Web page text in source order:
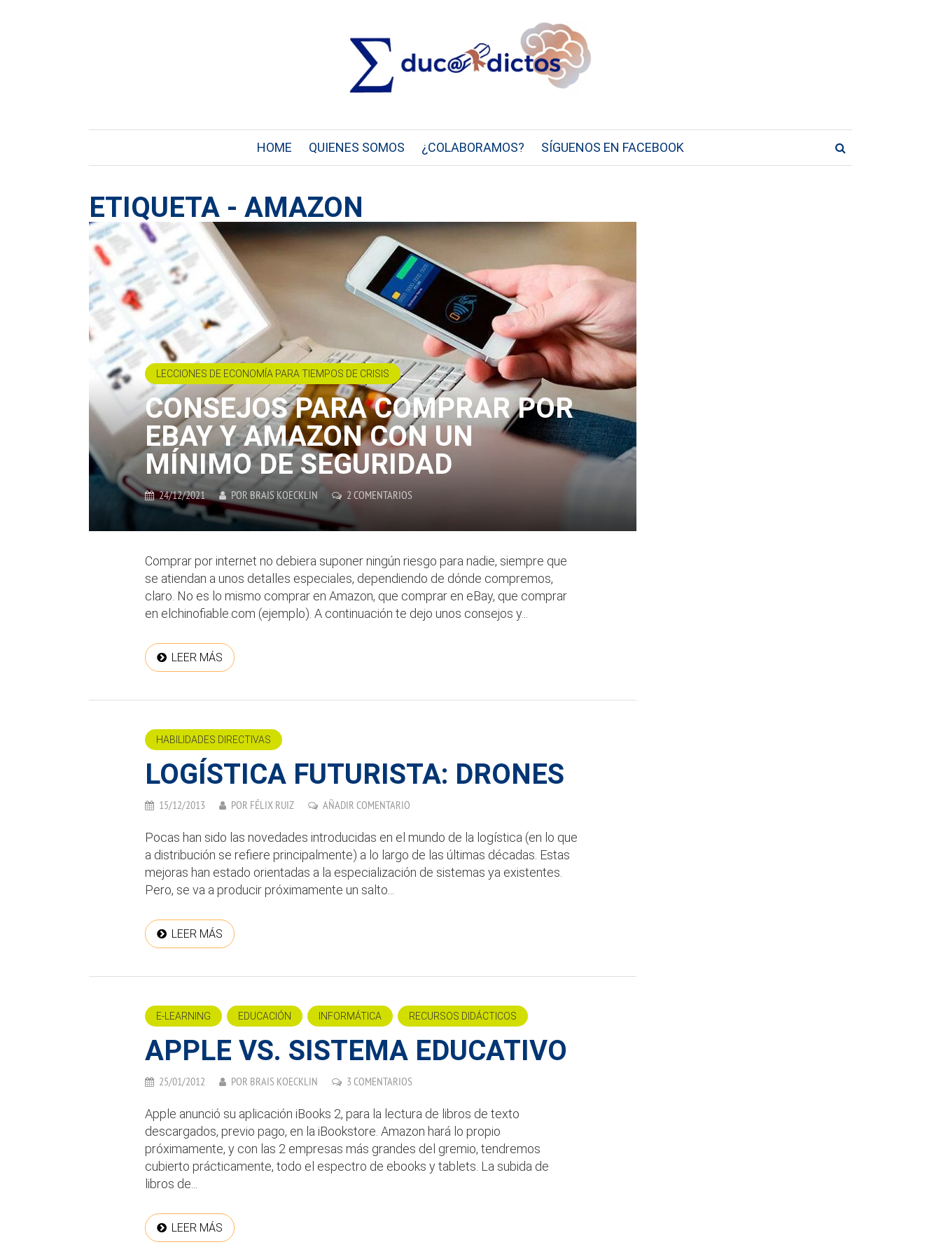
HOME QUIENES SOMOS ¿COLABORAMOS? SÍGUENOS EN FACEBOOK
ETIQUETA - AMAZON
LECCIONES DE ECONOMÍA PARA TIEMPOS DE CRISIS
CONSEJOS PARA COMPRAR POR
EBAY Y AMAZON CON UN
MÍNIMO DE SEGURIDAD
24/12/2021 POR BRAIS KOECKLIN 2 COMENTARIOS
Comprar por internet no debiera suponer ningún riesgo para nadie, siempre que
se atiendan a unos detalles especiales, dependiendo de dónde compremos,
claro. No es lo mismo comprar en Amazon, que comprar en eBay, que comprar
en elchinofiable.com (ejemplo). A continuación te dejo unos consejos y...
LEER MÁS
HABILIDADES DIRECTIVAS
LOGÍSTICA FUTURISTA: DRONES
15/12/2013 POR FÉLIX RUIZ AÑADIR COMENTARIO
Pocas han sido las novedades introducidas en el mundo de la logística (en lo que
a distribución se refiere principalmente) a lo largo de las últimas décadas. Estas
mejoras han estado orientadas a la especialización de sistemas ya existentes.
Pero, se va a producir próximamente un salto...
LEER MÁS
E-LEARNING EDUCACIÓN INFORMÁTICA RECURSOS DIDÁCTICOS
APPLE VS. SISTEMA EDUCATIVO
25/01/2012 POR BRAIS KOECKLIN 3 COMENTARIOS
Apple anunció su aplicación iBooks 2, para la lectura de libros de texto
descargados, previo pago, en la iBookstore. Amazon hará lo propio
próximamente, y con las 2 empresas más grandes del gremio, tendremos
cubierto prácticamente, todo el espectro de ebooks y tablets. La subida de
libros de...
LEER MÁS